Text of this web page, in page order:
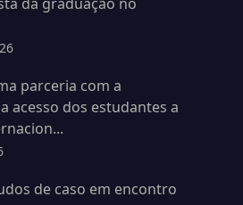
parceria com a
acesso dos estudantes a
de caso em encontro